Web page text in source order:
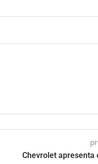
Chevrolet apresenta